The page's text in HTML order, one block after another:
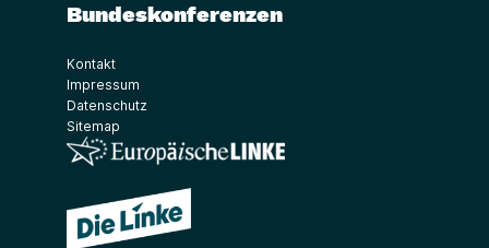
Bundeskonferenzen
Kontakt
Impressum
Datenschutz
Sitemap
(Link öffnet ein neues Fenster)